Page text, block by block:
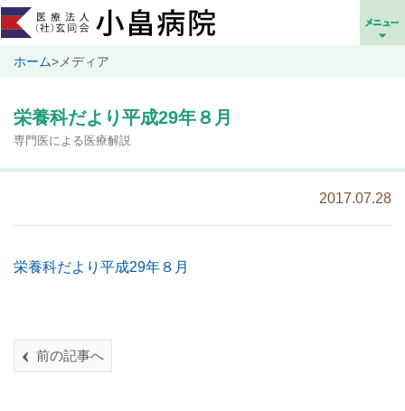
ホーム> メディア
栄養科だより平成29年８月
専門医による医療解説
2017.07.28
栄養科だより平成29年８月
前の記事へ